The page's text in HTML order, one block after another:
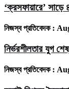
‘ক্রসফায়ারে’ সাড়ে
নিজস্ব প্রতিবেদক :
নির্ভরশীলতার যুগ
নিজস্ব প্রতিবেদক :